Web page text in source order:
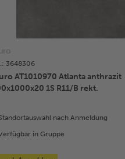
3648306
AT1010970 Atlanta anthrazit
1S R11/B rekt.
nach Anmeldung
in Gruppe